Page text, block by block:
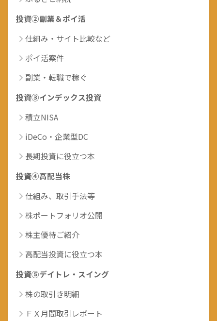
投資②副業＆ポイ活
仕組み・サイト比較など
ポイ活案件
副業・転職で稼ぐ
投資③インデックス投資
積立NISA
iDeCo・企業型DC
長期投資に役立つ本
投資④高配当株
仕組み、取引手法等
株ポートフォリオ公開
株主優待ご紹介
高配当投資に役立つ本
投資⑤デイトレ・スイング
株の取引き明細
ＦＸ月間取引レポート